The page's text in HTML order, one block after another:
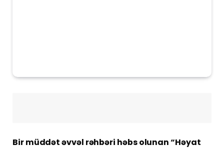
Bir müddət əvvəl rəhbəri həbs olunan “Həyat